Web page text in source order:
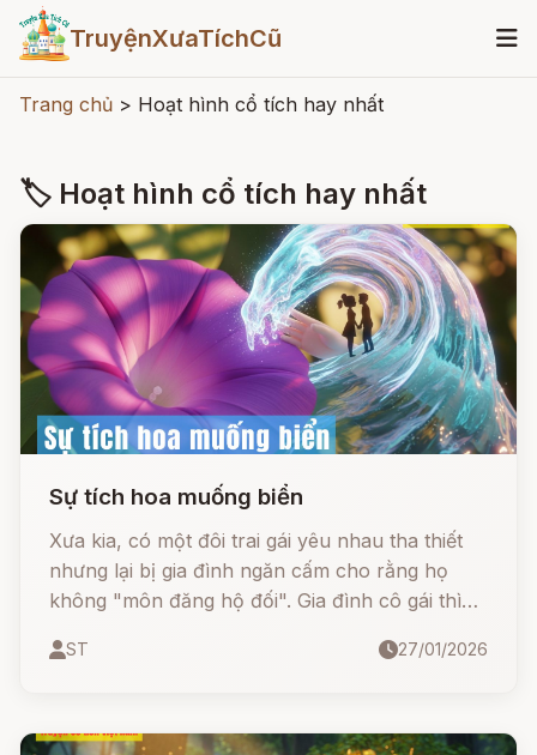
TruyệnXưaTíchCũ
Trang chủ > Hoạt hình cổ tích hay nhất
🏷 Hoạt hình cổ tích hay nhất
Sự tích hoa muống biển
Xưa kia, có một đôi trai gái yêu nhau tha thiết
nhưng lại bị gia đình ngăn cấm cho rằng họ
không "môn đăng hộ đối". Gia đình cô gái thì
khó.
ST 27/01/2026